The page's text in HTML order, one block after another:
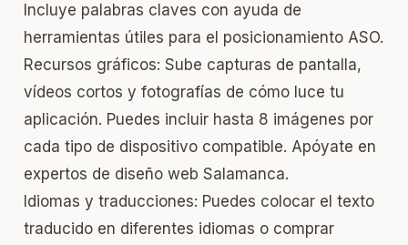
Incluye palabras claves con ayuda de
herramientas útiles para el posicionamiento ASO.
Recursos gráficos: Sube capturas de pantalla,
vídeos cortos y fotografías de cómo luce tu
aplicación. Puedes incluir hasta 8 imágenes por
cada tipo de dispositivo compatible. Apóyate en
expertos de diseño web Salamanca.
Idiomas y traducciones: Puedes colocar el texto
traducido en diferentes idiomas o comprar